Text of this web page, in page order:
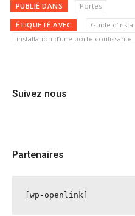
PUBLIÉ DANS Portes
ÉTIQUETÉ AVEC
Guide
installation d’une porte coulissante
Suivez nous
Partenaires
[wp-openlink]